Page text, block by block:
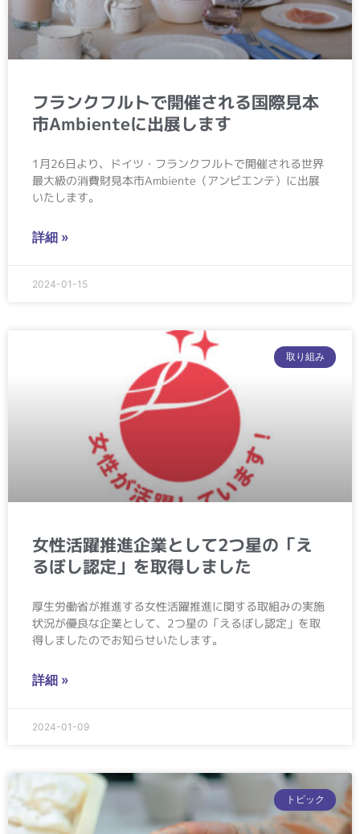
フランクフルトで開催される国際見本
市Ambienteに出展します
1月26日より、ドイツ・フランクフルトで開催される世界
最大級の消費財見本市Ambiente（アンビエンテ）に出展
いたします。
詳細 »
2024-01-15
取り組み
女性活躍推進企業として2つ星の「え
るぼし認定」を取得しました
厚生労働省が推進する⼥性活躍推進に関する取組みの実施
状況が優良な企業として、2つ星の「えるぼし認定」を取
得しましたのでお知らせいたします。
詳細 »
2024-01-09
トピック